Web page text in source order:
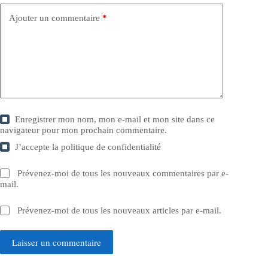
Ajouter un commentaire *
Enregistrer mon nom, mon e-mail et mon site dans ce
navigateur pour mon prochain commentaire.
J’accepte lapolitique de confidentialité
Prévenez-moi de tous les nouveaux commentaires par e-
mail.
Prévenez-moi de tous les nouveaux articles par e-mail.
Laisser un commentaire